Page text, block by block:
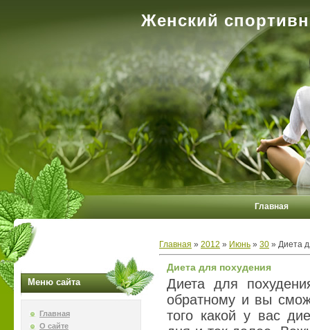
Женский
Главная
Меню сайта
Главная
О сайте
Главная » 2012 » Июнь » 30 » Диета
Диета для похудения
Диета для
обратному и вы
того какой у вас